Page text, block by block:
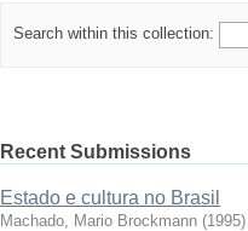
Search within this collection:
Recent Submissions
Estado e cultura no Brasil
Machado, Mario Brockmann (1995)